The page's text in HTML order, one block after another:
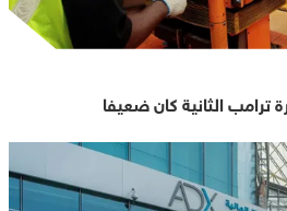
الثانية كان ضعيفا